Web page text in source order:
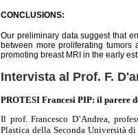
CONCLUSIONS:
Our preliminary data suggest that
between more proliferating tumors
promoting breast MRI in the early
Intervista al Prof. F.
PROTESI Francesi PIP: il parere
Il prof. Francesco D’Andrea,
Plastica della Seconda Università